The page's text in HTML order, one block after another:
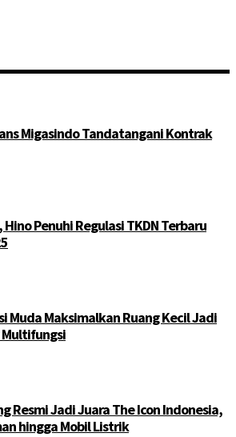
Migasindo Tandatangani Kontrak
Penuhi Regulasi TKDN Terbaru
Muda Maksimalkan Ruang Kecil Jadi
Multifungsi
Resmi Jadi Juara The Icon Indonesia,
hingga Mobil Listrik